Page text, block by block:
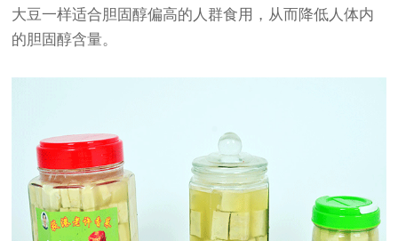
大豆一样适合胆固醇偏高的人群食用，从而降低人体内
的胆固醇含量。